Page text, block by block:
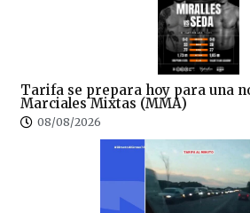
Tarifa se prepara hoy para una
Marciales Mixtas (MMA)
08/08/2026